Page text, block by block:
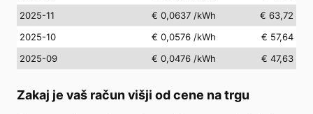
2025-11
€ 0,0637 /kWh
€ 63,72
2025-10
€ 0,0576 /kWh
€ 57,64
2025-09
€ 0,0476 /kWh € 47,63
Zakaj je vaš račun višji od cene na trgu